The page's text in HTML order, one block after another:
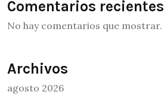
Comentarios recientes
No hay comentarios que mostrar.
Archivos
agosto 2026